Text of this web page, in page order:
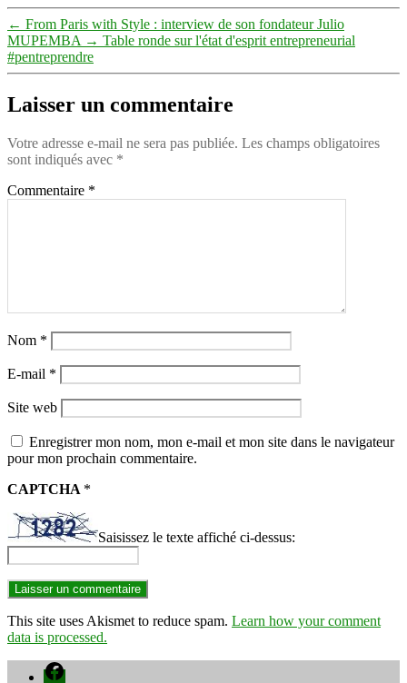
← From Paris with Style : interview de son fondateur Julio
MUPEMBA → Table ronde sur l'état d'esprit entrepreneurial
#pentreprendre
Laisser un commentaire
Votre adresse e-mail ne sera pas publiée. Les champs obligatoires
sont indiqués avec *
Commentaire *
Nom *
E-mail *
Site web
Enregistrer mon nom, mon e-mail et mon site dans le navigateur
pour mon prochain commentaire.
CAPTCHA *
Saisissez le texte affiché ci-dessus:
This site uses Akismet to reduce spam. Learn how your comment
data is processed.
Facebook